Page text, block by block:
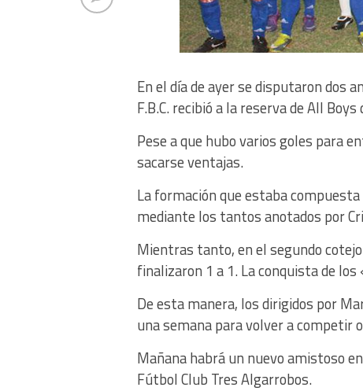
En el día de ayer se disputaron dos
F.B.C. recibió a la reserva de All
Pese a que hubo varios goles para
sacarse ventajas.
La formación que estaba
mediante los tantos anotados por
Mientras tanto, en el segundo
finalizaron 1 a 1. La conquista de
De esta manera, los dirigidos por
una semana para volver a competir
Mañana habrá un nuevo amistoso
Fútbol Club Tres Algarrobos.